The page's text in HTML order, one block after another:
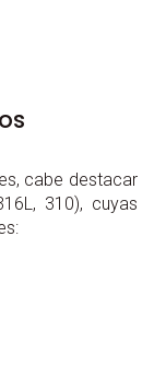
cabe destacar
310), cuyas